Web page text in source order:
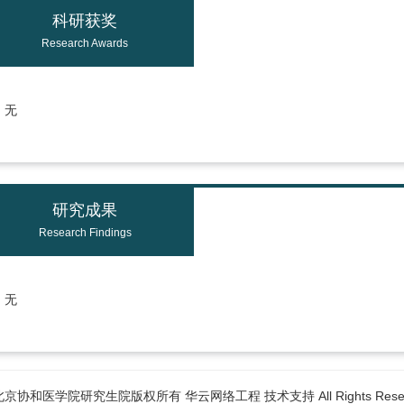
科研获奖
Research Awards
无
研究成果
Research Findings
无
协和医学院研究生院版权所有 华云网络工程 技术支持 All Rights